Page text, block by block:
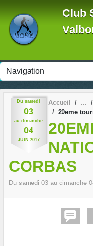
Club
Du samedi
03
au dimanche
04
JUIN 2017
Accueil
20eme
CORBAS
Du samedi 03 au dimanche